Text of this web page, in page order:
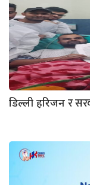
डिल्ली हरिजन र